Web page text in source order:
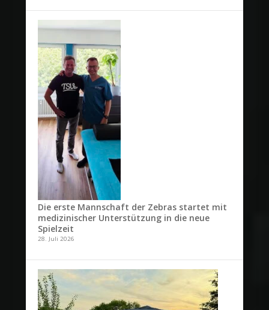
Die erste Mannschaft der Zebras startet mit
medizinischer Unterstützung in die neue
Spielzeit
28. Juli 2026